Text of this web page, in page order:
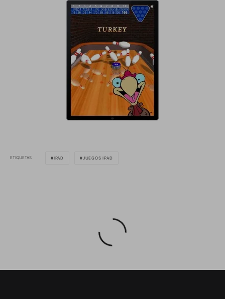
ETIQUETAS IPAD JUEGOS IPAD